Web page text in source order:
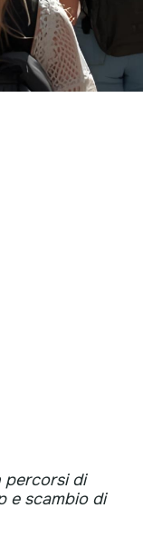
percorsi di
e scambio di